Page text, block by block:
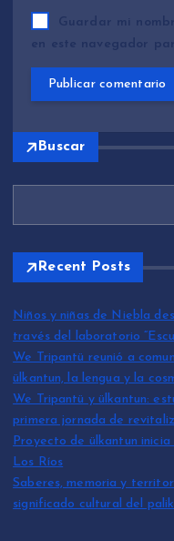
Guardar mi
en este navegador
Buscar
Recent Posts
Niños y niñas de Niebla
través del laboratorio
We Tripantü reunió a
ülkantun, la lengua y la
We Tripantü y ülkantun:
primera jornada de
Proyecto de ülkantun
Los Ríos
Saberes, memoria y
significado cultural del